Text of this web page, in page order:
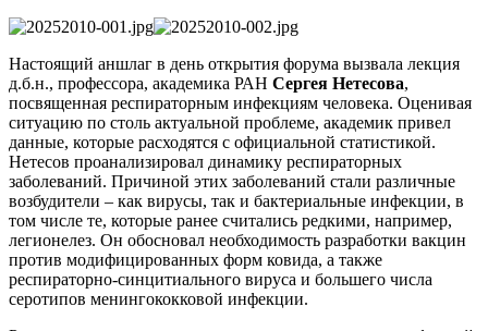
Настоящий аншлаг в день открытия форума вызвала лекция
д.б.н., профессора, академика РАН Сергея Нетесова,
посвященная респираторным инфекциям человека. Оценивая
ситуацию по столь актуальной проблеме, академик привел
данные, которые расходятся с официальной статистикой.
Нетесов проанализировал динамику респираторных
заболеваний. Причиной этих заболеваний стали различные
возбудители – как вирусы, так и бактериальные инфекции, в
том числе те, которые ранее считались редкими, например,
легионелез. Он обосновал необходимость разработки вакцин
против модифицированных форм ковида, а также
респираторно-синцитиального вируса и большего числа
серотипов менингококковой инфекции.